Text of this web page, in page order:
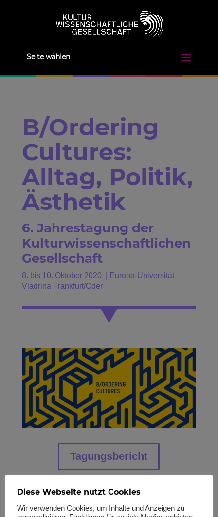
Seite wählen
B/Ordering
Cultures:
Alltag, Politik,
Ästhetik
6. Jahrestagung der
Kulturwissenschaftlichen
Gesellschaft
8. bis 10. Oktober 2020 | Europa-Universität
Viadrina Frankfurt/Oder
Tagungsbericht
Tagungsprogramm (pdf)
Diese Webseite nutzt Cookies
Wir verwenden Cookies, um Inhalte und Anzeigen zu